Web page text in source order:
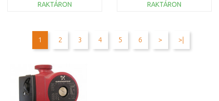
RAKTÁRON
Összehasonlítás
RAKTÁRON
Összehasonlítás
1 2 3 4 5 6 > >|